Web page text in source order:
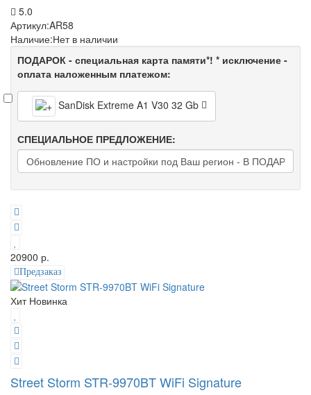
5.0
Артикул:AR58
Наличие:Нет в наличии
ПОДАРОК - специальная карта памяти*! * исключение -
оплата наложенным платежом:
SanDisk Extreme A1 V30 32 Gb
СПЕЦИАЛЬНОЕ ПРЕДЛОЖЕНИЕ:
20900 р.
Предзаказ
Хит Новинка
Street Storm STR-9970BT WiFi Signature